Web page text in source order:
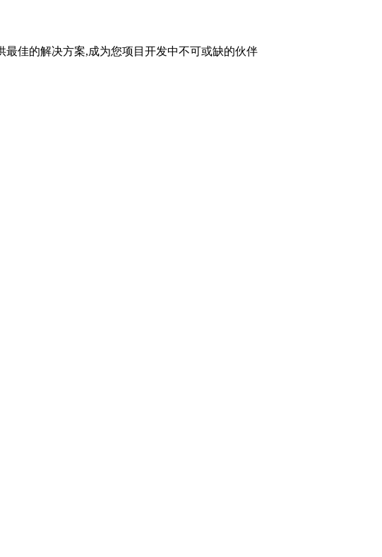
佳的解决方案,成为您项目开发中不可或缺的伙伴